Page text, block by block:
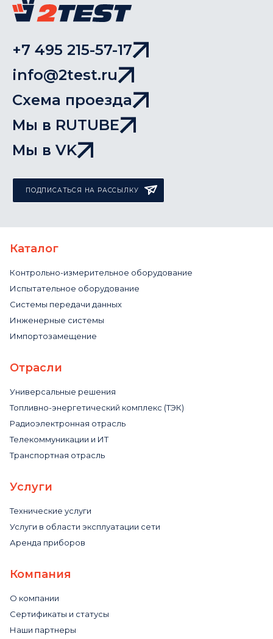
+7 495 215-57-17
info@2test.ru
Схема проезда
Мы в RUTUBE
Мы в VK
ПОДПИСАТЬСЯ НА РАССЫЛКУ
Каталог
Контрольно-измерительное оборудование
Испытательное оборудование
Системы передачи данных
Инженерные системы
Импортозамещение
Отрасли
Универсальные решения
Топливно-энергетический комплекс (ТЭК)
Радиоэлектронная отрасль
Телекоммуникации и ИТ
Транспортная отрасль
Услуги
Технические услуги
Услуги в области эксплуатации сети
Аренда приборов
Компания
О компании
Сертификаты и статусы
Наши партнеры